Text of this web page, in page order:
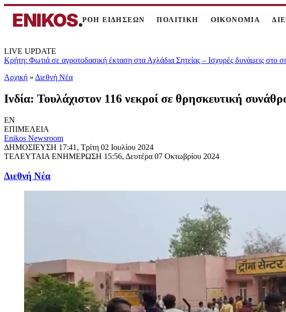
ENIKOS.ΡΟΗ ΕΙΔΗΣΕΩΝ ΠΟΛΙΤΙΚΗ ΟΙΚΟΝΟΜΙΑ
LIVE UPDATE
Κρήτη: Φωτιά σε αγροτοδασική έκταση στα Αχλάδια Σητείας – Ισχυρές δυνάμεις στο
Αρχική » Διεθνή Νέα
Ινδία: Τουλάχιστον 116 νεκροί σε θρησκευτική
EN
ΕΠΙΜΕΛΕΙΑ
Enikos Newsroom
ΔΗΜΟΣΙΕΥΣΗ 17:41, Τρίτη 02 Ιουλίου 2024
ΤΕΛΕΥΤΑΙΑ ΕΝΗΜΕΡΩΣΗ 15:56, Δευτέρα 07 Οκτωβρίου 2024
Διεθνή Νέα